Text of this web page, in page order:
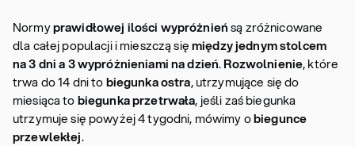
Normyprawidłowej ilości wypróżnieńsą zróżnicowane
dla całej populacji i mieszczą sięmiędzy jednym stolcem
na 3 dni a 3 wypróżnieniami na dzień.Rozwolnienie, które
trwa do 14 dni tobiegunka ostra, utrzymujące się do
miesiąca tobiegunka przetrwała, jeśli zaś biegunka
utrzymuje się powyżej 4 tygodni, mówimy obiegunce
przewlekłej.